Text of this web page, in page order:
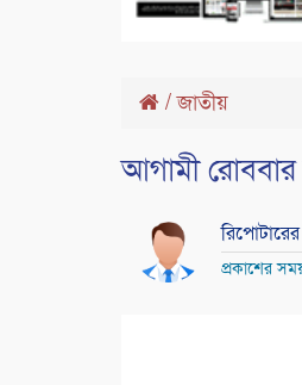
/জাতীয়
আগামী রোববার
প্রকাশের